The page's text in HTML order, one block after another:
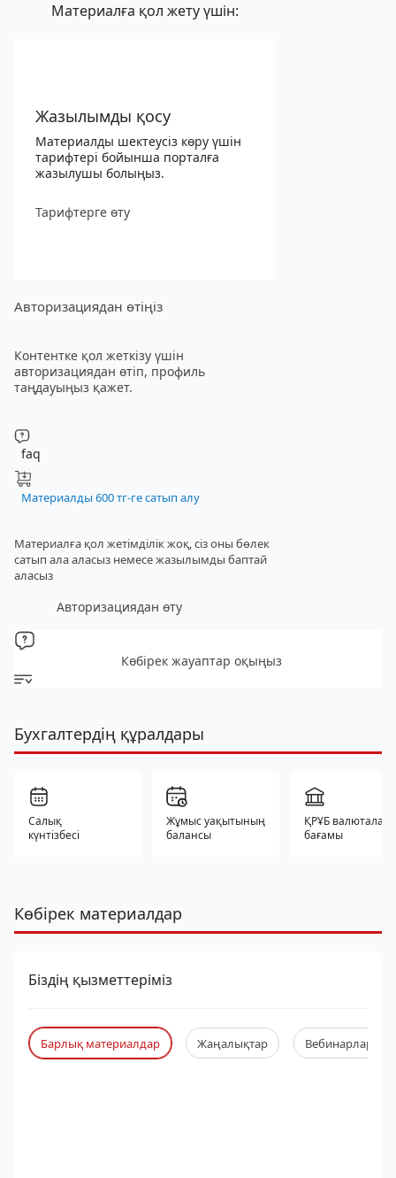
Материалға қол жету үшін:
Жазылымды қосу
Материалды шектеусіз көру үшін
тарифтері бойынша порталға
жазылушы болыңыз.
Тарифтерге өту
Авторизациядан өтіңіз
Контентке қол жеткізу үшін
авторизациядан өтіп, профиль
таңдауыңыз қажет.
faq
Материалды 600 тг-ге сатып алу
Материалға қол жетімділік жоқ, сіз оны бөлек
сатып ала аласыз немесе жазылымды баптай
аласыз
Авторизациядан өту
Көбірек жауаптар оқыңыз
Бухгалтердің құралдары
Салық
күнтізбесі
Жұмыс уақытының
балансы
ҚРҰБ валюталар
бағамы
Көбірек материалдар
Біздің қызметтеріміз
Барлық материалдар Жаңалықтар Вебинарлар